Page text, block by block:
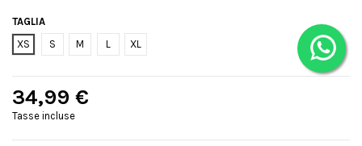
TAGLIA
XS
S M L XL
34,99 €
Tasse incluse